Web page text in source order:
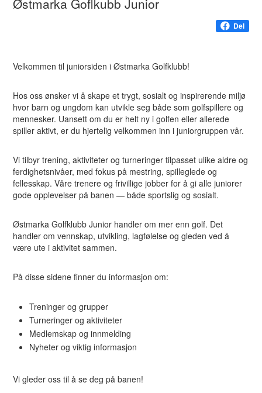
Del
Velkommen til juniorsiden i Østmarka Golfklubb!
Hos oss ønsker vi å skape et trygt, sosialt og inspirerende miljø
hvor barn og ungdom kan utvikle seg både som golfspillere og
mennesker. Uansett om du er helt ny i golfen eller allerede
spiller aktivt, er du hjertelig velkommen inn i juniorgruppen vår.
Vi tilbyr trening, aktiviteter og turneringer tilpasset ulike aldre og
ferdighetsnivåer, med fokus på mestring, spilleglede og
fellesskap. Våre trenere og frivillige jobber for å gi alle juniorer
gode opplevelser på banen — både sportslig og sosialt.
Østmarka Golfklubb Junior handler om mer enn golf. Det
handler om vennskap, utvikling, lagfølelse og gleden ved å
være ute i aktivitet sammen.
På disse sidene finner du informasjon om:
Treninger og grupper
Turneringer og aktiviteter
Medlemskap og innmelding
Nyheter og viktig informasjon
Vi gleder oss til å se deg på banen!